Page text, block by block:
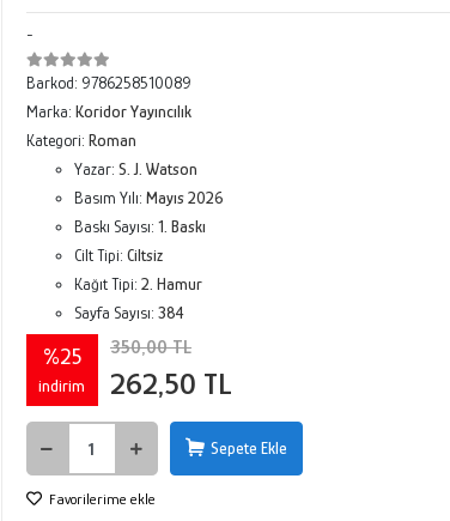
-
Barkod: 9786258510089
Marka: Koridor Yayıncılık
Kategori: Roman
Yazar: S. J. Watson
Basım Yılı: Mayıs 2026
Baskı Sayısı: 1. Baskı
Cilt Tipi: Ciltsiz
Kağıt Tipi: 2. Hamur
Sayfa Sayısı: 384
%25
indirim
350,00 TL
262,50 TL
Sepete Ekle
Favorilerime ekle